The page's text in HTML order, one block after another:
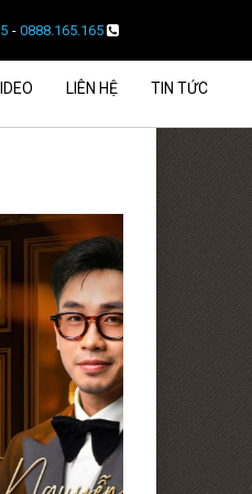
- 0888.165.165
LIÊN HỆ TIN TỨC